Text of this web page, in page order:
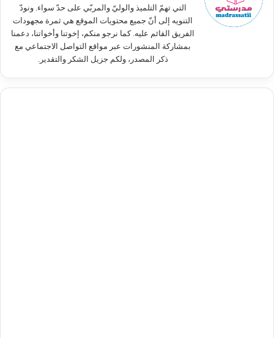
التي تهمّ التلميذ والوليّ والمربّي على حدّ سواء. ونودّ
التنويه إلى أنّ جميع محتويات الموقع هي ثمرة مجهودات
الفريق القائم عليه. كما نرجو منكم، إخوتنا وأخواتنا، دعمنا
بمشاركة المنشورات عبر مواقع التواصل الاجتماعي مع
ذكر المصدر، ولكم جزيل الشكر والتقدير.